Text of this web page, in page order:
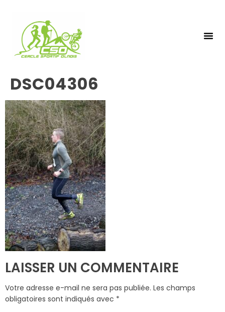
DSC04306
LAISSER UN COMMENTAIRE
Votre adresse e-mail ne sera pas publiée. Les champs
obligatoires sont indiqués avec *